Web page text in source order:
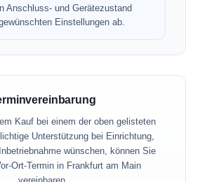
Anschluss- und Gerätezustand
Einstellungen ab.
Kauf bei einem der oben gelisteten
Unterstützung bei Einrichtung,
wünschen, können Sie
Ort-Termin in Frankfurt am Main